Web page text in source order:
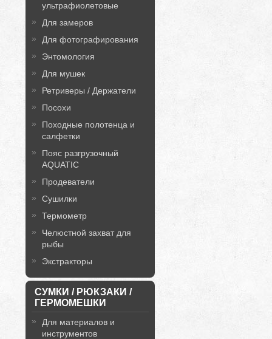
ультрафиолетовые
Для замеров
Для фотографирования
Энтомология
Для мушек
Ретриверы / Держатели
Посохи
Походные полотенца и
салфетки
Пояс разгрузочный
AQUATIC
Продеватели
Сушилки
Термометр
Челюстной захват для
рыбы
Экстракторы
СУМКИ / РЮКЗАКИ /
ГЕРМОМЕШКИ
Для материалов и
инструментов